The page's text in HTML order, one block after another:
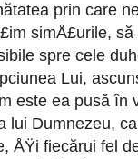
prin care
simÅ£urile,
spre cele
Lui,
este ea pusă în
lui Dumnezeu,
ÅŸi fiecărui fel